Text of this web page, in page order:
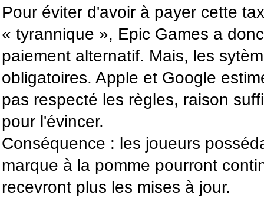
Pour éviter d'avoir à payer cette
« tyrannique », Epic Games a
paiement alternatif. Mais, les
obligatoires. Apple et Google
pas respecté les règles, raison
pour l'évincer.
Conséquence : les joueurs
marque à la pomme pourront
recevront plus les mises à jour.